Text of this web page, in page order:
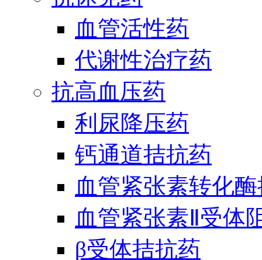
血管活性药
代谢性治疗药
抗高血压药
利尿降压药
钙通道拮抗药
血管紧张素转化
血管紧张素Ⅱ受体
β受体拮抗药